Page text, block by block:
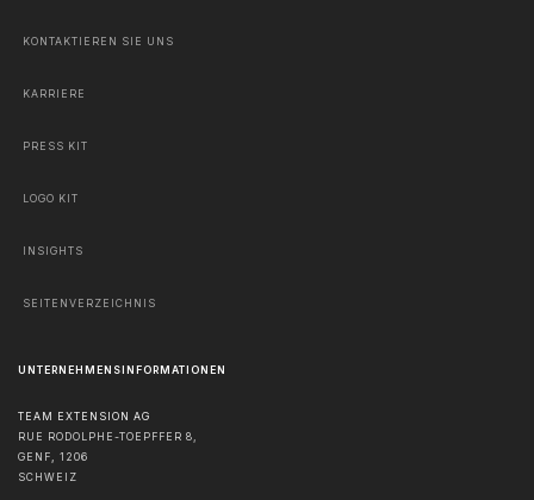
KONTAKTIEREN SIE UNS
KARRIERE
PRESS KIT
LOGO KIT
INSIGHTS
SEITENVERZEICHNIS
UNTERNEHMENSINFORMATIONEN
TEAM EXTENSION AG
RUE RODOLPHE-TOEPFFER 8,
GENF, 1206
SCHWEIZ